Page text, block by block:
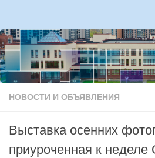
НОВОСТИ И ОБЪЯВЛЕНИЯ
Выставка осенних
приуроченная к неделе